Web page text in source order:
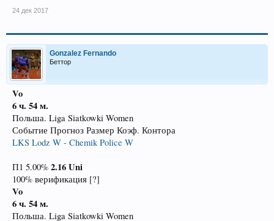
24 дек 2017
Gonzalez Fernando
Беттор
Vo
6 ч. 54 м.
Польша. Liga Siatkowki Women
Событие Прогноз Размер Коэф. Контора
LKS Lodz W - Chemik Police W
П1 5.00% 2.16Uni
100% верификация [?]
Vo
6 ч. 54 м.
Польша. Liga Siatkowki Women